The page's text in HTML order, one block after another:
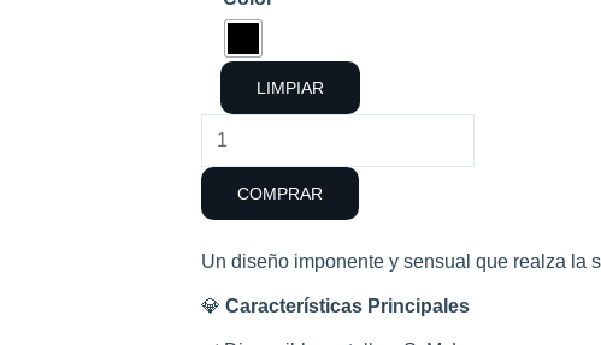
LIMPIAR
cantidad
COMPRAR
Un diseño imponente y sensual que realza la
💎 Características Principales